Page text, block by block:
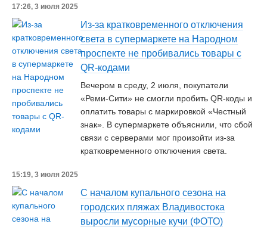
17:26, 3 июля 2025
Из-за кратковременного отключения
света в супермаркете на Народном
проспекте не пробивались товары с
QR-кодами
Вечером в среду, 2 июля, покупатели
«Реми-Сити» не смогли пробить QR-коды и
оплатить товары с маркировкой «Честный
знак». В супермаркете объяснили, что сбой
связи с серверами мог произойти из-за
кратковременного отключения света.
15:19, 3 июля 2025
С началом купального сезона на
городских пляжах Владивостока
выросли мусорные кучи (ФОТО)